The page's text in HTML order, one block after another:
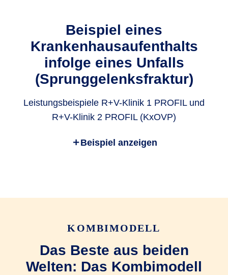
¹ Die GKV hat sich nicht an den Kosten beteiligt und andere
Kranken-Zusatz­versicherungen bestehen nicht. Einzelheiten
zu den Leistungen entnehmen Sie bitte den geltenden Ver­
sicherungs­bedingungen.
Beispiel eines
Krankenhausaufenthalts
infolge eines Unfalls
(Sprunggelenksfraktur)
Leistungsbeispiele R+V-Klinik 1 PROFIL und
R+V-Klinik 2 PROFIL (KxOVP)
Zwei­bett­zimmer
+ 1.484,00 EUR
Zuzahlung für
Beispiel anzeigen
KOMBIMODELL
Das Beste aus beiden
Welten: Das Kombimodell